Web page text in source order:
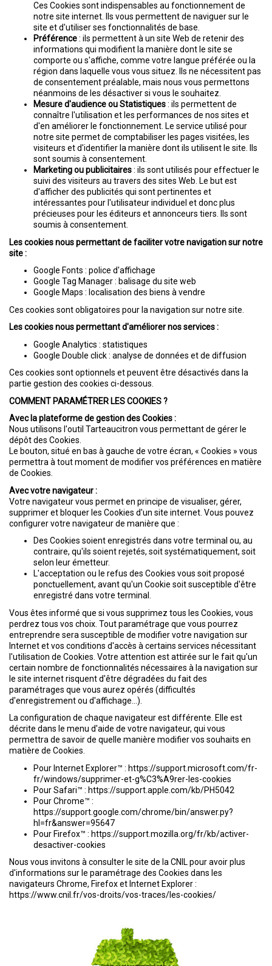
Ces Cookies sont indispensables au fonctionnement de
notre site internet. Ils vous permettent de naviguer sur le
site et d'utiliser ses fonctionnalités de base.
Préférence: ils permettent à un site Web de retenir des
informations qui modifient la manière dont le site se
comporte ou s'affiche, comme votre langue préférée ou la
région dans laquelle vous vous situez. Ils ne nécessitent pas
de consentement préalable, mais nous vous permettons
néanmoins de les désactiver si vous le souhaitez.
Mesure d'audience ou Statistiques: ils permettent de
connaître l'utilisation et les performances de nos sites et
d'en améliorer le fonctionnement. Le service utilisé pour
notre site permet de comptabiliser les pages visitées, les
visiteurs et d'identifier la manière dont ils utilisent le site. Ils
sont soumis à consentement.
Marketing ou publicitaires: ils sont utilisés pour effectuer le
suivi des visiteurs au travers des sites Web. Le but est
d'afficher des publicités qui sont pertinentes et
intéressantes pour l'utilisateur individuel et donc plus
précieuses pour les éditeurs et annonceurs tiers. Ils sont
soumis à consentement.
Les cookies nous permettant de faciliter votre navigation sur notre
site :
Google Fonts : police d'affichage
Google Tag Manager : balisage du site web
Google Maps : localisation des biens à vendre
Ces cookies sont obligatoires pour la navigation sur notre site.
Les cookies nous permettant d'améliorer nos services :
Google Analytics : statistiques
Google Double click : analyse de données et de diffusion
Ces cookies sont optionnels et peuvent être désactivés dans la
partie gestion des cookies ci-dessous.
COMMENT PARAMÉTRER LES COOKIES ?
Avec la plateforme de gestion des Cookies :
Nous utilisons l'outil Tarteaucitron vous permettant de gérer le
dépôt des Cookies.
Le bouton, situé en bas à gauche de votre écran, « Cookies » vous
permettra à tout moment de modifier vos préférences en matière
de Cookies.
Avec votre navigateur :
Votre navigateur vous permet en principe de visualiser, gérer,
supprimer et bloquer les Cookies d'un site internet. Vous pouvez
configurer votre navigateur de manière que :
Des Cookies soient enregistrés dans votre terminal ou, au
contraire, qu'ils soient rejetés, soit systématiquement, soit
selon leur émetteur.
L'acceptation ou le refus des Cookies vous soit proposé
ponctuellement, avant qu'un Cookie soit susceptible d'être
enregistré dans votre terminal.
Vous êtes informé que si vous supprimez tous les Cookies, vous
perdrez tous vos choix. Tout paramétrage que vous pourrez
entreprendre sera susceptible de modifier votre navigation sur
Internet et vos conditions d'accès à certains services nécessitant
l'utilisation de Cookies. Votre attention est attirée sur le fait qu'un
certain nombre de fonctionnalités nécessaires à la navigation sur
le site internet risquent d'être dégradées du fait des
paramétrages que vous aurez opérés (difficultés
d'enregistrement ou d'affichage...).
La configuration de chaque navigateur est différente. Elle est
décrite dans le menu d'aide de votre navigateur, qui vous
permettra de savoir de quelle manière modifier vos souhaits en
matière de Cookies.
Pour Internet Explorer™ : https://support.microsoft.com/fr-
fr/windows/supprimer-et-g%C3%A9rer-les-cookies
Pour Safari™ : https://support.apple.com/kb/PH5042
Pour Chrome™ :
https://support.google.com/chrome/bin/answer.py?
hl=fr&answer=95647
Pour Firefox™ : https://support.mozilla.org/fr/kb/activer-
desactiver-cookies
Nous vous invitons à consulter le site de la CNIL pour avoir plus
d'informations sur le paramétrage des Cookies dans les
navigateurs Chrome, Firefox et Internet Explorer :
https://www.cnil.fr/vos-droits/vos-traces/les-cookies/